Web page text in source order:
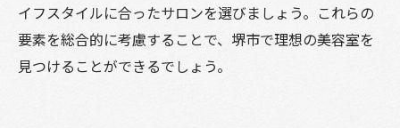
イフスタイルに合ったサロンを選びましょう。これらの
要素を総合的に考慮することで、堺市で理想の美容室を
見つけることができるでしょう。